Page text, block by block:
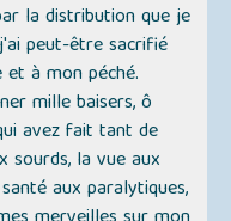
la distribution que je
peut-être sacrifié
à mon péché.
mille baisers, ô
avez fait tant de
sourds, la vue aux
aux paralytiques,